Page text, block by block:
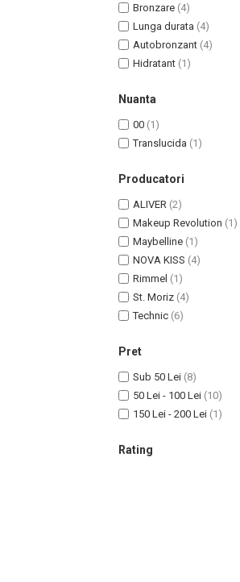
Bronzare (4)
Lunga durata (4)
Autobronzant (4)
Hidratant (1)
Nuanta
00 (1)
Translucida (1)
Producatori
ALIVER (2)
Makeup Revolution (1)
Maybelline (1)
NOVA KISS (4)
Rimmel (1)
St. Moriz (4)
Technic (6)
Pret
Sub 50 Lei (8)
50 Lei - 100 Lei (10)
150 Lei - 200 Lei (1)
Rating